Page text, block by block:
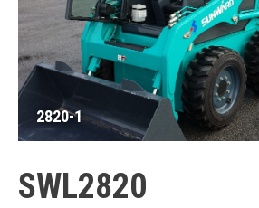
2820-1
SWL2820